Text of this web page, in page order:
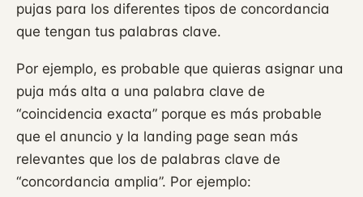
pujas para los diferentes tipos de concordancia
que tengan tus palabras clave.
Por ejemplo, es probable que quieras asignar una
puja más alta a una palabra clave de
“coincidencia exacta” porque es más probable
que el anuncio y la landing page sean más
relevantes que los de palabras clave de
“concordancia amplia”. Por ejemplo: